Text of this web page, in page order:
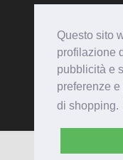
Questo sito
profilazione
pubblicità e
preferenze
di shopping.
©